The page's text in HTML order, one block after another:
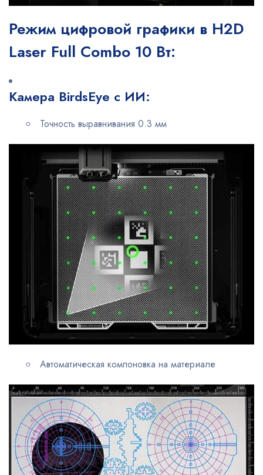
Режим цифровой графики в H2D
Laser Full Combo 10 Вт:
Камера BirdsEye с ИИ:
Точность выравнивания 0.3 мм
Автоматическая компоновка на материале